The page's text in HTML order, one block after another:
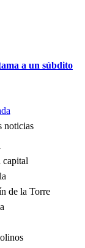
a un súbdito
noticias
capital
de la Torre